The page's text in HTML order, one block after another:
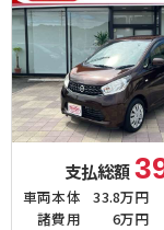
支払総額
車両本体
33.8万円
諸費用
6万円